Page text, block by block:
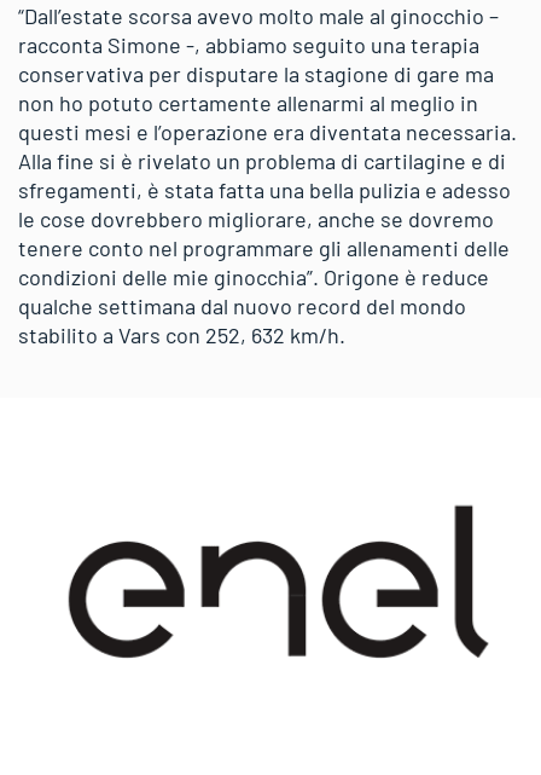
“Dall’estate scorsa avevo molto male al ginocchio –
racconta Simone -, abbiamo seguito una terapia
conservativa per disputare la stagione di gare ma
non ho potuto certamente allenarmi al meglio in
questi mesi e l’operazione era diventata necessaria.
Alla fine si è rivelato un problema di cartilagine e di
sfregamenti, è stata fatta una bella pulizia e adesso
le cose dovrebbero migliorare, anche se dovremo
tenere conto nel programmare gli allenamenti delle
condizioni delle mie ginocchia”. Origone è reduce
qualche settimana dal nuovo record del mondo
stabilito a Vars con 252, 632 km/h.